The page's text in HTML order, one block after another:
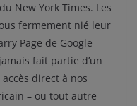
New York Times. Les
fermement nié leur
Page de Google
fait partie d’un
direct à nos
– ou tout autre